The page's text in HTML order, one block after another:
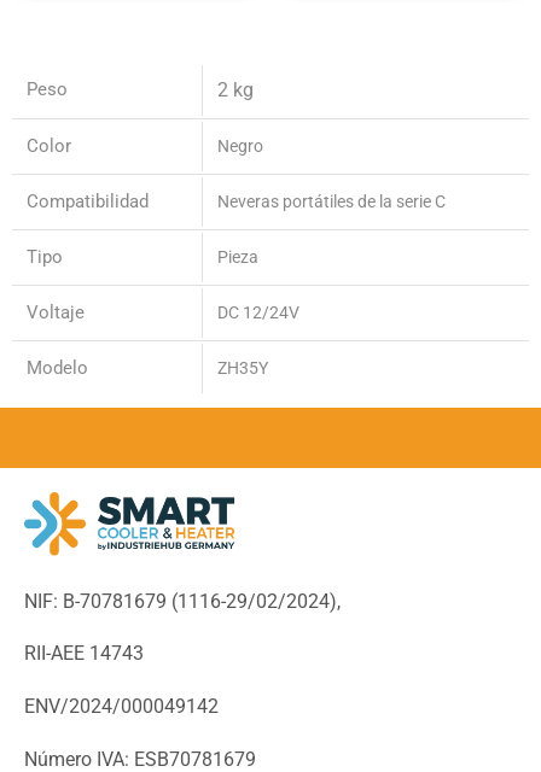
Peso 2 kg
Color Negro
Compatibilidad Neveras portátiles de la serie C
Tipo Pieza
Voltaje DC 12/24V
Modelo ZH35Y
NIF: B-70781679 (1116-29/02/2024),
RII-AEE 14743
ENV/2024/000049142
Número IVA: ESB70781679